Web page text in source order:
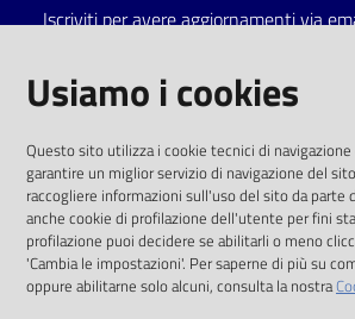
on line
Eventi
Chiedi al
bibliotecario
Avvisi
Iscriviti per avere aggiornamenti via
solo alle condizioni previste dalla
comunitaria 2003/98/CE e dal d.lgs.
SOCIAL
Instagram
Usiamo i cookies
Questo sito utilizza i cookie tecnici di
garantire un miglior servizio di navigazione del
raccogliere informazioni sull'uso del sito da parte
anche cookie di profilazione dell'utente per fini
profilazione puoi decidere se abilitarli o meno
'Cambia le impostazioni'. Per saperne di più su
oppure abilitarne solo alcuni, consulta la nostra